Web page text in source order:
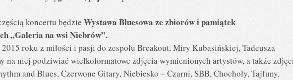
koncertu będzie Wystawa Bluesowa ze zbiorów i pamiątek
„Galeria na wsi Niebrów”.
2015 roku z miłości i pasji do zespołu Breakout, Miry Kubasińskiej, Tadeusza
na niej podziwiać wielkoformatowe zdjęcia wymienionych artystów, a także
and Blues, Czerwone Gitary, Niebiesko – Czarni, SBB, Chochoły, Tajfuny,